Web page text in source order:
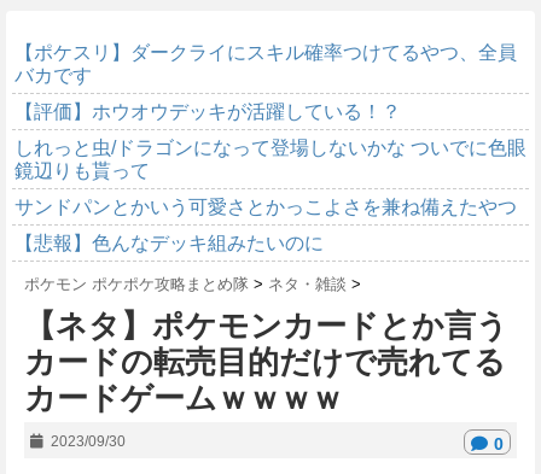
【ポケスリ】ダークライにスキル確率つけてるやつ、全員
バカです
【評価】ホウオウデッキが活躍している！？
しれっと虫/ドラゴンになって登場しないかな ついでに色眼
鏡辺りも貰って
サンドパンとかいう可愛さとかっこよさを兼ね備えたやつ
【悲報】色んなデッキ組みたいのに
ポケモン ポケポケ攻略まとめ隊 > ネタ・雑談 >
【ネタ】ポケモンカードとか言う
カードの転売目的だけで売れてる
カードゲームｗｗｗｗ
2023/09/30 0